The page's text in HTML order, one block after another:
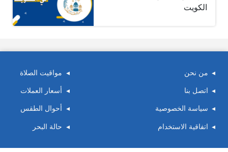
الكويت
من نحن
اتصل بنا
سياسة الخصوصية
اتفاقية الاستخدام
مواقيت الصلاة
أسعار العملات
أحوال الطقس
حالة البحر